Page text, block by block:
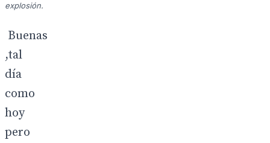
explosión.
Buenas
,tal
día
como
hoy
pero